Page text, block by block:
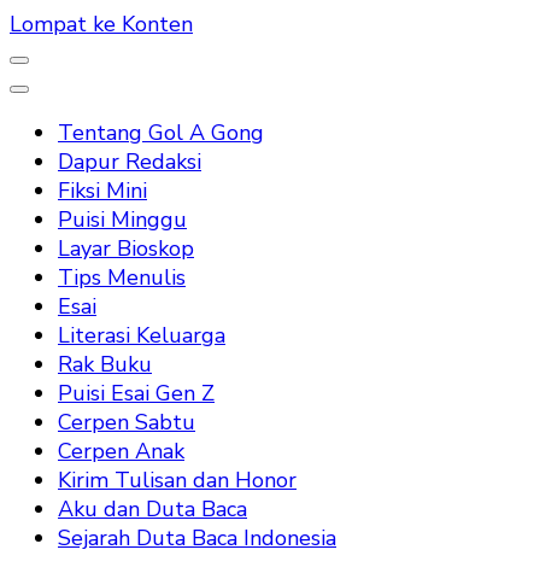
Lompat ke Konten
Tentang Gol A Gong
Dapur Redaksi
Fiksi Mini
Puisi Minggu
Layar Bioskop
Tips Menulis
Esai
Literasi Keluarga
Rak Buku
Puisi Esai Gen Z
Cerpen Sabtu
Cerpen Anak
Kirim Tulisan dan Honor
Aku dan Duta Baca
Sejarah Duta Baca Indonesia